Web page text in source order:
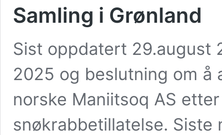
Samling i Grønland
Sist oppdatert 29.august
2025 og beslutning om å
norske Maniitsoq AS
snøkrabbetillatelse. Siste